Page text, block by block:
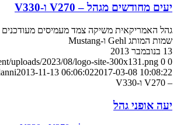
יעים מחודשים מגהל – V270 ו-V330
גהל האמריקאית משיקה צמד מעמיסים מעודכנים
שמות המותג Gehl ו-Mustang
13 בנובמבר 2013
0
0
uploads/2023/08/logo-site-300x131.png
2013-11-13 06:06:022017-03-08 10:08:22
– V270 ו-V330
יעה אופני גהל